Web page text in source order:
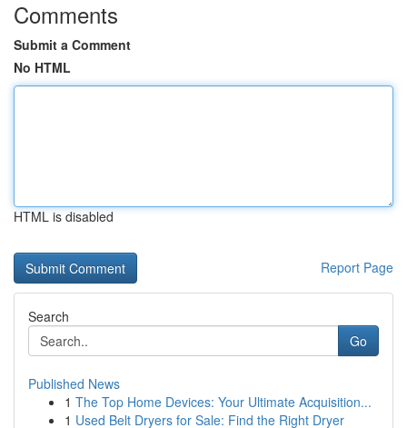
Comments
Submit a Comment
No HTML
HTML is disabled
Report Page
Search
Go
Published News
1 The Top Home Devices: Your Ultimate Acquisition...
1 Used Belt Dryers for Sale: Find the Right Dryer